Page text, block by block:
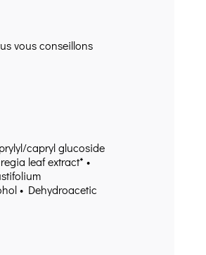
vous conseillons
capryl glucoside
leaf extract* •
• Dehydroacetic